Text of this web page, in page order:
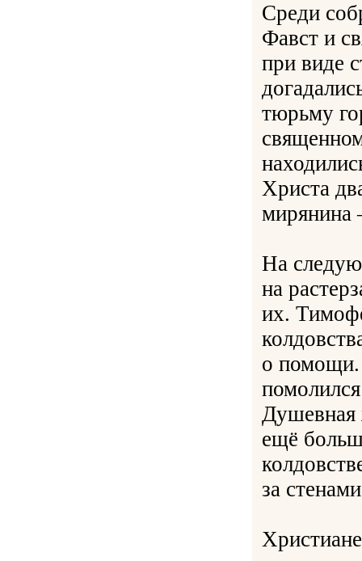
Среди
Фавст и
при виде
тюрьму
Христа
мирянина
На
на
их.
о помощи.
Душевная
ещё
за